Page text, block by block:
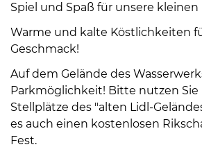
Uhr
Do
Spiel und Spaß für unsere kleinen
Warme und kalte Köstlichkeiten
Geschmack!
Auf dem Gelände des
Parkmöglichkeit! Bitte nutzen Sie
Stellplätze des "alten Lidl-
es auch einen kostenlosen
Fest.